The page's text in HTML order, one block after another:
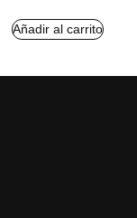
Añadir al carrito